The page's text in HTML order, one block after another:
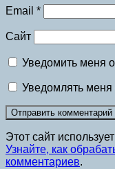
Email *
Сайт
Уведомить меня
Уведомлять меня
Этот сайт
Узнайте, как
комментариев.